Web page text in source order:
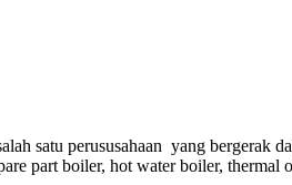
satu perususahaan yang bergerak
part boiler, hot water boiler,